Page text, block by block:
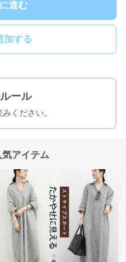
進む
加する
ール
ください。
アイテム